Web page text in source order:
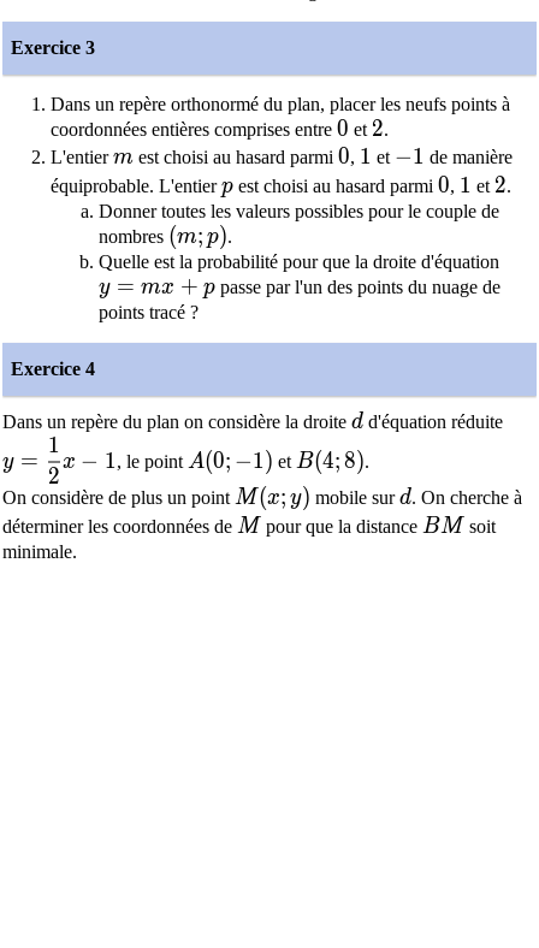
Exercice 3
Dans un repère orthonormé du plan, placer les neufs points à
coordonnées entières comprises entre 0
0 et 2
2.
L'entierm
m est choisi au hasard parmi 0
0, 1
1 et -1
−1 de manière
équiprobable. L'entierp
p est choisi au hasard parmi 0
0, 1
1 et 2
2.
Donner toutes les valeurs possibles pour le couple de
nombres (m;p)
(m; p).
Quelle est la probabilité pour que la droite d'équation
y=mx+p
y = mx + p passe par l'un des points du nuage de
points tracé ?
Exercice 4
Dans un repère du plan on considère la droite d
d d'équation réduite
y=\dfrac{1}{2}x-1
y =
2
1
x − 1, le point A(0;-1)
A(0; −1) et B(4;8)
B(4;8).
On considère de plus un point M(x;y)
M(x; y) mobile surd
d. On cherche à
déterminer les coordonnées de M
M pour que la distance BM
BM soit
minimale.